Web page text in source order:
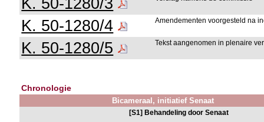
K. 50-1280/4 Amendementen voorgesteld na
K. 50-1280/5 Tekst aangenomen in plenaire
Chronologie
Bicameraal, initiatief Senaat
[S1] Behandeling door Senaat